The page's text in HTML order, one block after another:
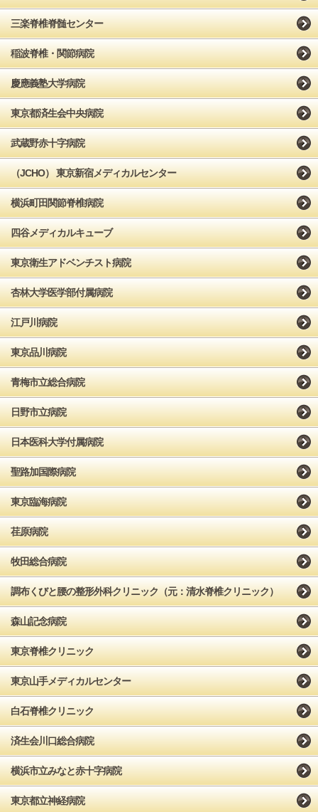
三楽脊椎脊髄センター
稲波脊椎・関節病院
慶應義塾大学病院
東京都済生会中央病院
武蔵野赤十字病院
（JCHO） 東京新宿メディカルセンター
横浜町田関節脊椎病院
四谷メディカルキューブ
東京衛生アドベンチスト病院
杏林大学医学部付属病院
江戸川病院
東京品川病院
青梅市立総合病院
日野市立病院
日本医科大学付属病院
聖路加国際病院
東京臨海病院
荏原病院
牧田総合病院
調布くびと腰の整形外科クリニック（元：清水脊椎クリニック）
森山記念病院
東京脊椎クリニック
東京山手メディカルセンター
白石脊椎クリニック
済生会川口総合病院
横浜市立みなと赤十字病院
東京都立神経病院